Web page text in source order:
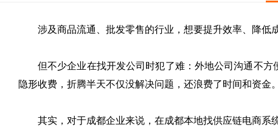
涉及商品流通、批发零售的行业，想要提升效率、降低
但不少企业在找开发公司时犯了难：外地公司沟通不
隐形收费，折腾半天不仅没解决问题，还浪费了时间和资金。
其实，对于成都企业来说，在成都本地找供应链电商系